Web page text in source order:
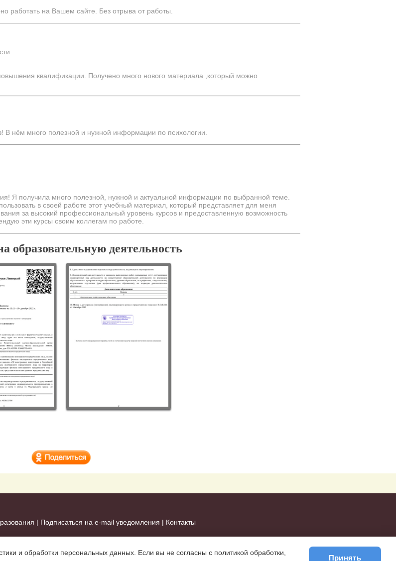
работать на Вашем сайте. Без отрыва от работы.
квалификации. Получено много нового материала ,который можно
В нём много полезной и нужной информации по психологии.
Я получила много полезной, нужной и актуальной информации по выбранной теме.
в своей работе этот учебный материал, который представляет для меня
за высокий профессиональный уровень курсов и предоставленную возможность
эти курсы своим коллегам по работе.
образовательную деятельность
| Подписаться на e-mail уведомления | Контакты
и обработки персональных данных. Если вы не согласны с политикой обработки,
Принять